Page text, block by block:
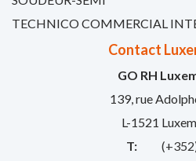
TECHNICO COMMERCIAL
Contact
GO RH
139, rue
L-1521
T: